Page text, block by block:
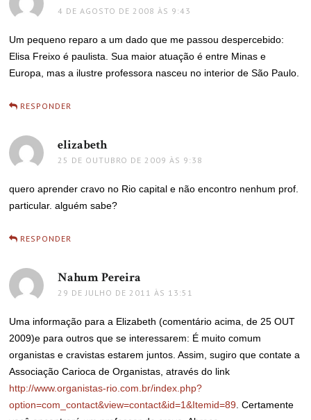
4 DE AGOSTO DE 2008 ÀS 9:43
Um pequeno reparo a um dado que me passou despercebido:
Elisa Freixo é paulista. Sua maior atuação é entre Minas e
Europa, mas a ilustre professora nasceu no interior de São Paulo.
RESPONDER
elizabethdisse:
25 DE OUTUBRO DE 2009 ÀS 9:38
quero aprender cravo no Rio capital e não encontro nenhum prof.
particular. alguém sabe?
RESPONDER
Nahum Pereira
29 DE JULHO DE 2011 ÀS 13:51
Uma informação para a Elizabeth (comentário acima, de 25 OUT
2009)e para outros que se interessarem: É muito comum
organistas e cravistas estarem juntos. Assim, sugiro que contate a
Associação Carioca de Organistas, através do link
http://www.organistas-rio.com.br/index.php?
option=com_contact&view=contact&id=1&Itemid=89 . Certamente